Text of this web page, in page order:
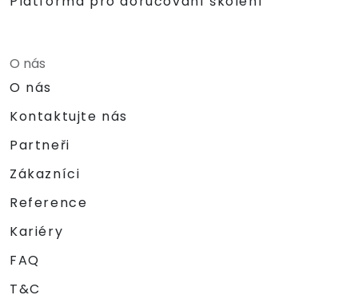
O nás
O nás
Kontaktujte nás
Partneři
Zákazníci
Reference
Kariéry
FAQ
T&C